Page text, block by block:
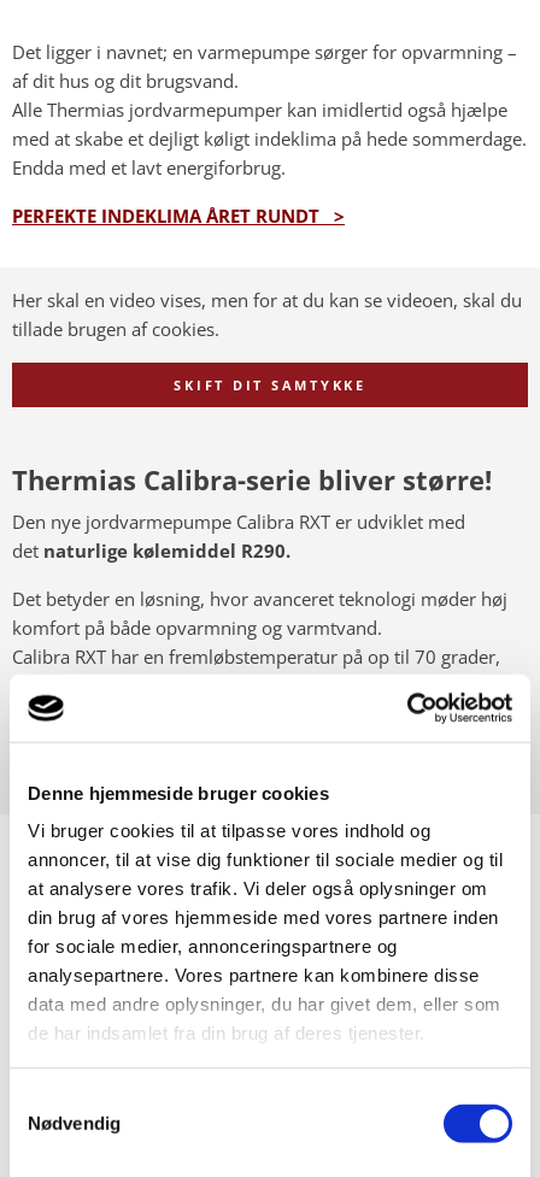
Denne hjemmeside bruger cookies
Vi bruger cookies til at tilpasse vores indhold og
annoncer, til at vise dig funktioner til sociale medier og til
at analysere vores trafik. Vi deler også oplysninger om
din brug af vores hjemmeside med vores partnere inden
for sociale medier, annonceringspartnere og
analysepartnere. Vores partnere kan kombinere disse
data med andre oplysninger, du har givet dem, eller som
de har indsamlet fra din brug af deres tjenester.
Nødvendig
Det ligger i navnet; en varmepumpe sørger for opvarmning –
af dit hus og dit brugsvand.
Alle Thermias jordvarmepumper kan imidlertid også hjælpe
med at skabe et dejligt køligt indeklima på hede sommerdage.
Endda med et lavt energiforbrug.
PERFEKTE INDEKLIMA ÅRET RUNDT >
Her skal en video vises, men for at du kan se videoen, skal du
tillade brugen af cookies.
SKIFT DIT SAMTYKKE
Thermias Calibra-serie bliver større!
Den nye jordvarmepumpe Calibra RXT er udviklet med
det naturlige kølemiddel R290.
Det betyder en løsning, hvor avanceret teknologi møder høj
komfort på både opvarmning og varmtvand.
Calibra RXT har en fremløbstemperatur på op til 70 grader,
hvilket bidrager til høj varmtvandskomfort og giver ekstra god
driftsøkonomi i både høj- og lavtemperaturssystemer.
Tre simple trin til den bedste varme
I det øjeblik varmepumpen tages i brug, reduceres dine